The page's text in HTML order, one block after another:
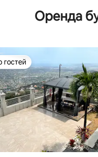
Оренда
з 5, відгуки: 33
гостей
гостей